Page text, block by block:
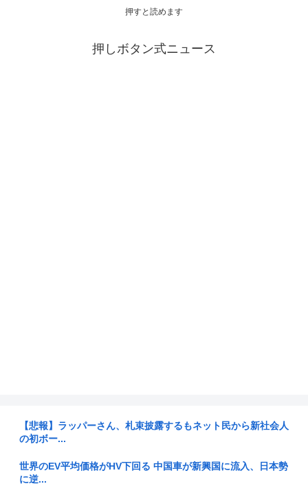
押すと読めます
押しボタン式ニュース
【悲報】ラッパーさん、札束披露するもネット民から新社会人
の初ボー...
世界のEV平均価格がHV下回る 中国車が新興国に流入、日本勢
に逆...